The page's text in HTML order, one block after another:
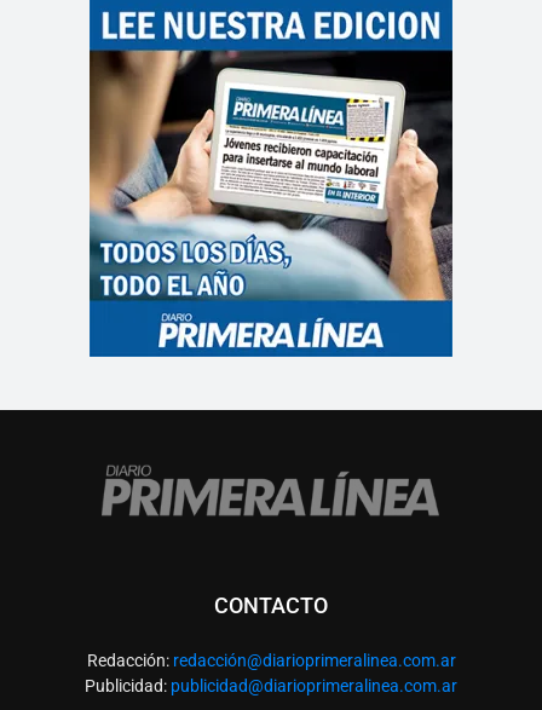
CONTACTO
Redacción: redacción@diarioprimeralinea.com.ar
Publicidad: publicidad@diarioprimeralinea.com.ar